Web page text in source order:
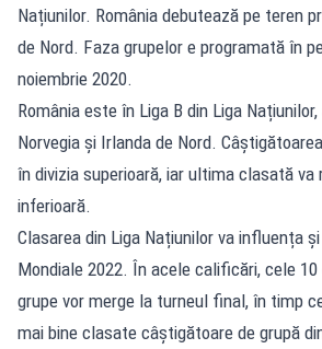
Națiunilor. România debutează pe teren
de Nord. Faza grupelor e programată în
noiembrie 2020.
România este în Liga B din Liga
Norvegia și Irlanda de Nord.
în divizia superioară, iar ultima clasată va
inferioară.
Clasarea din Liga Națiunilor va influența
Mondiale 2022. În acele calificări, cele
grupe vor merge la turneul final, în timp
mai bine clasate câștigătoare de grupă